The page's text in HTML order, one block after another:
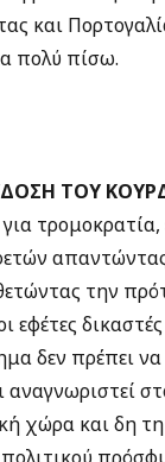
και
πολύ πίσω.
ΤΟΥ
τρομοκρατία,
την
εφέτες
δεν πρέπει
αναγνωριστεί
χώρα και δη τη